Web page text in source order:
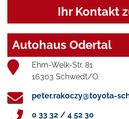
Ihr Kontakt
Autohaus Odertal
Ehm-Welk-Str. 81
16303 Schwedt/O.
peter.rakoczy@toyota-
0 33 32 / 4 52 30